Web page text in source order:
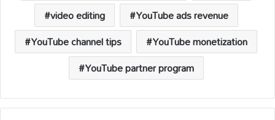
video editing
YouTube ads revenue
YouTube channel tips
YouTube monetization
YouTube partner program